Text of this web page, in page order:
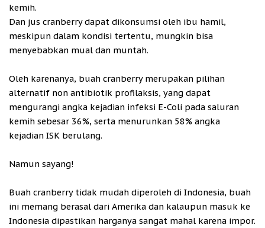
kemih.
Dan jus cranberry dapat dikonsumsi oleh ibu hamil,
meskipun dalam kondisi tertentu, mungkin bisa
menyebabkan mual dan muntah.
Oleh karenanya, buah cranberry merupakan pilihan
alternatif non antibiotik profilaksis, yang dapat
mengurangi angka kejadian infeksi E-Coli pada saluran
kemih sebesar 36%, serta menurunkan 58% angka
kejadian ISK berulang.
Namun sayang!
Buah cranberry tidak mudah diperoleh di Indonesia, buah
ini memang berasal dari Amerika dan kalaupun masuk ke
Indonesia dipastikan harganya sangat mahal karena impor.